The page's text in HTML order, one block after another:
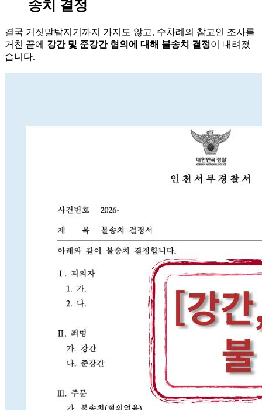
송치 결정
결국 거짓말탐지기까지 가지도 않고, 수차례의 참고인 조사를
거친 끝에 강간 및 준강간 혐의에 대해 불송치 결정이 내려졌
습니다.